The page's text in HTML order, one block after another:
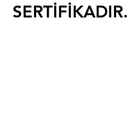
SERTİFİKADIR.